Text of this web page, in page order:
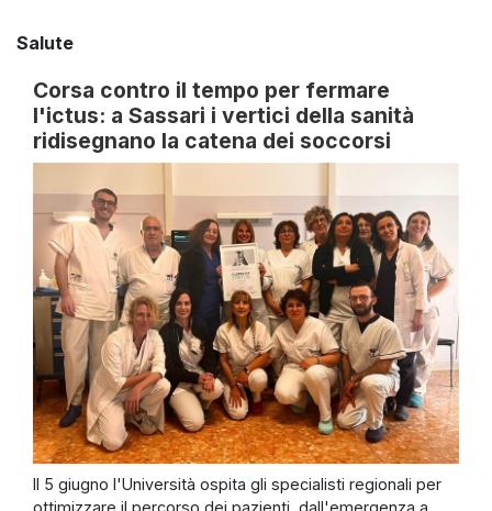
Salute
Corsa contro il tempo per fermare
l'ictus: a Sassari i vertici della sanità
ridisegnano la catena dei soccorsi
Il 5 giugno l'Università ospita gli specialisti regionali per
ottimizzare il percorso dei pazienti, dall'emergenza a